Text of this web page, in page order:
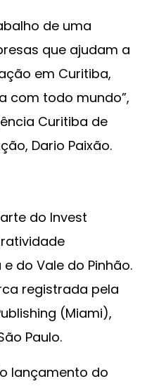
de uma
que ajudam a
em Curitiba,
com todo mundo”,
Curitiba de
Dario Paixão.
do Invest
do Vale do Pinhão.
registrada pela
(Miami),
Paulo.
lançamento do